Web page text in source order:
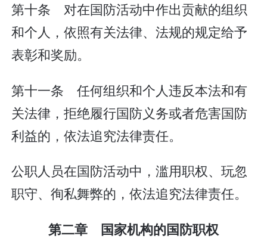
第十条 对在国防活动中作出贡献的组织
和个人，依照有关法律、法规的规定给予
表彰和奖励。
第十一条 任何组织和个人违反本法和有
关法律，拒绝履行国防义务或者危害国防
利益的，依法追究法律责任。
公职人员在国防活动中，滥用职权、玩忽
职守、徇私舞弊的，依法追究法律责任。
第二章 国家机构的国防职权